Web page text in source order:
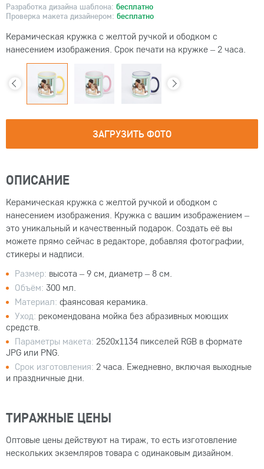
Разработка дизайна шаблона: бесплатно
Проверка макета дизайнером: бесплатно
Керамическая кружка с желтой ручкой и ободком с
нанесением изображения. Срок печати на кружке – 2 часа.
ЗАГРУЗИТЬ ФОТО
ОПИСАНИЕ
Керамическая кружка с желтой ручкой и ободком с
нанесением изображения. Кружка с вашим изображением –
это уникальный и качественный подарок. Создать её вы
можете прямо сейчас в редакторе, добавляя фотографии,
стикеры и надписи.
Размер: высота – 9 см, диаметр – 8 см.
Объём: 300 мл.
Материал: фаянсовая керамика.
Уход: рекомендована мойка без абразивных моющих
средств.
Параметры макета: 2520x1134 пикселей RGB в формате
JPG или PNG.
Срок изготовления: 2 часа. Ежедневно, включая выходные
и праздничные дни.
ТИРАЖНЫЕ ЦЕНЫ
Оптовые цены действуют на тираж, то есть изготовление
нескольких экземляров товара с одинаковым дизайном.